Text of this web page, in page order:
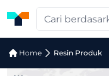
Home Resin Produk
Pencarian